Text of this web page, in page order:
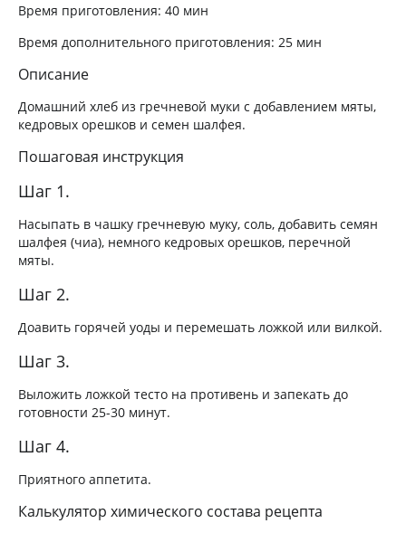
Время приготовления: 40 мин
Время дополнительного приготовления: 25 мин
Описание
Домашний хлеб из гречневой муки с добавлением мяты,
кедровых орешков и семен шалфея.
Пошаговая инструкция
Шаг 1.
Насыпать в чашку гречневую муку, соль, добавить семян
шалфея (чиа), немного кедровых орешков, перечной
мяты.
Шаг 2.
Доавить горячей уоды и перемешать ложкой или вилкой.
Шаг 3.
Выложить ложкой тесто на противень и запекать до
готовности 25-30 минут.
Шаг 4.
Приятного аппетита.
Калькулятор химического состава рецепта